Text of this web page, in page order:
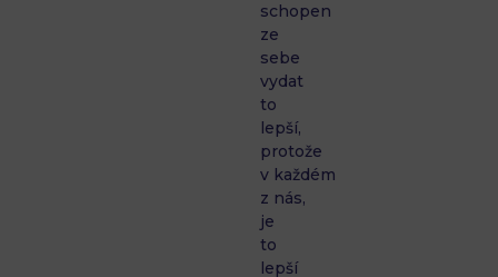
schopen
ze
sebe
vydat
to
lepší,
protože
v každém
z nás,
je
to
lepší